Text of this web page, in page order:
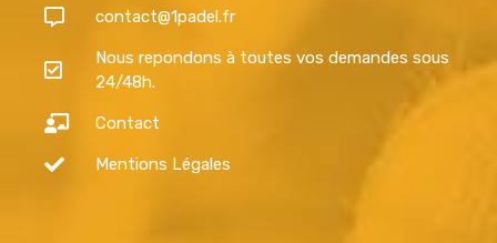
contact@1padel.fr
Nous repondons à toutes vos demandes sous
24/48h.
Contact
Mentions Légales